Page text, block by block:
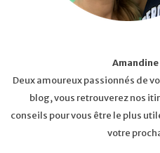
Amandine
Deux amoureux passionnés de
blog, vous retrouverez nos
conseils pour vous être le plus
votre